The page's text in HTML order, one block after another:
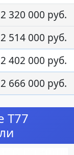
2 320 000 руб.
2 514 000 руб.
2 402 000 руб.
2 666 000 руб.
T77